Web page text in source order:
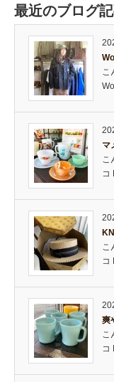
最近のブログ
こ
マ
こ
コ
こ
コ
爽
こ
コ